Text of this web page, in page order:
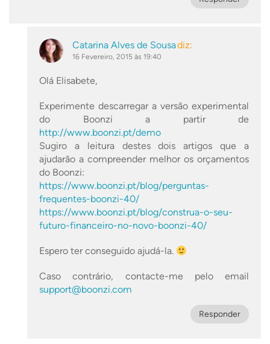
Catarina Alves de Sousadiz:
16 Fevereiro, 2015 às 19:40
Olá Elisabete,
Experimente descarregar a versão experimental
do Boonzi a partir de
http://www.boonzi.pt/demo
Sugiro a leitura destes dois artigos que a
ajudarão a compreender melhor os orçamentos
do Boonzi:
https://www.boonzi.pt/blog/perguntas-
frequentes-boonzi-40/
https://www.boonzi.pt/blog/construa-o-seu-
futuro-financeiro-no-novo-boonzi-40/
Espero ter conseguido ajudá-la.
Caso contrário, contacte-me pelo email
support@boonzi.com
Responder